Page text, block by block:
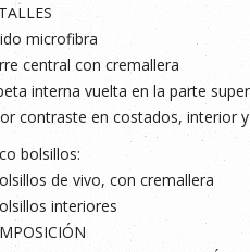
microfibra
central con cremallera
interna vuelta en la parte
contraste en costados, interior
bolsillos:
de vivo, con cremallera
interiores